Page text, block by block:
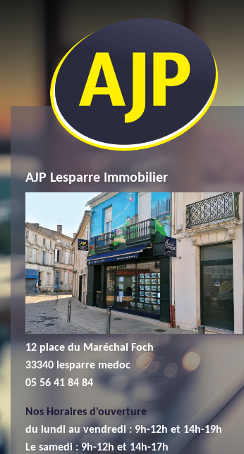
Maison
AJP Lesparre Immobilier
12 place du Maréchal Foch
33340 lesparre medoc
05 56 41 84 84
Nos Horaires d'ouverture
du lundi au vendredi : 9h-12h et 14h-19h
Le samedi : 9h-12h et 14h-17h